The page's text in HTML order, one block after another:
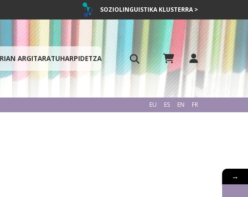
SOZIOLINGUISTIKA KLUSTERRA >
ARGITARATUHARPIDETZA
EU ES EN FR
→